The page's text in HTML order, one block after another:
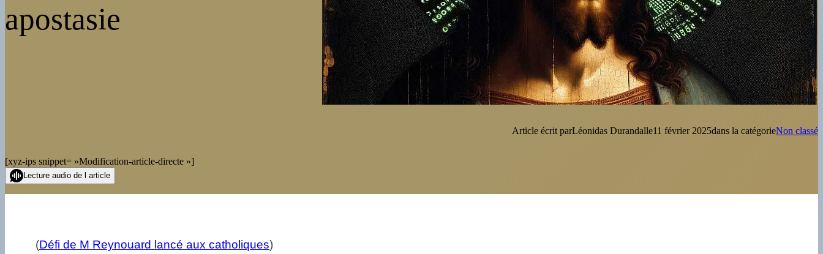
apostasie
Article écrit parLéonidas Durandalle11 février 2025dans la catégorieNon classé
[xyz-ips snippet= »Modification-article-directe »]
Lecture audio de l article
(Défi de M Reynouard lancé aux catholiques)